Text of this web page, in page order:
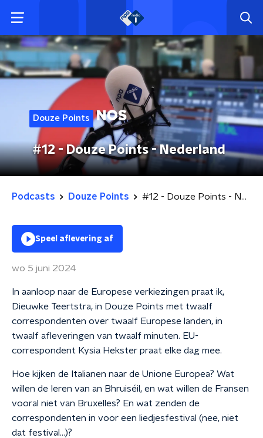
Douze Points
#12 - Douze Points - Nederland
Podcasts Douze Points #12 - Douze Points - Nederland
Speel aflevering af
wo 5 juni 2024
In aanloop naar de Europese verkiezingen praat ik,
Dieuwke Teertstra, in Douze Points met twaalf
correspondenten over twaalf Europese landen, in
twaalf afleveringen van twaalf minuten. EU-
correspondent Kysia Hekster praat elke dag mee.
Hoe kijken de Italianen naar de Unione Europea? Wat
willen de Ieren van an Bhruiséil, en wat willen de Fransen
vooral niet van Bruxelles? En wat zenden de
correspondenten in voor een liedjesfestival (nee, niet
dat festival…)?